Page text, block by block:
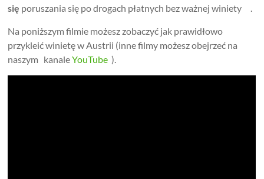
się poruszania się po drogach płatnych bez ważnej winiety .
Na poniższym filmie możesz zobaczyć jak prawidłowo
przykleić winietę w Austrii (inne filmy możesz obejrzeć na
naszym kanaleYouTube ).